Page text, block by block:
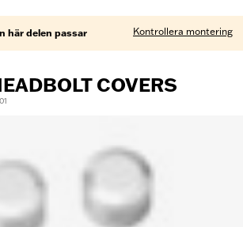
här delen passar Kontrollera montering
COVERS